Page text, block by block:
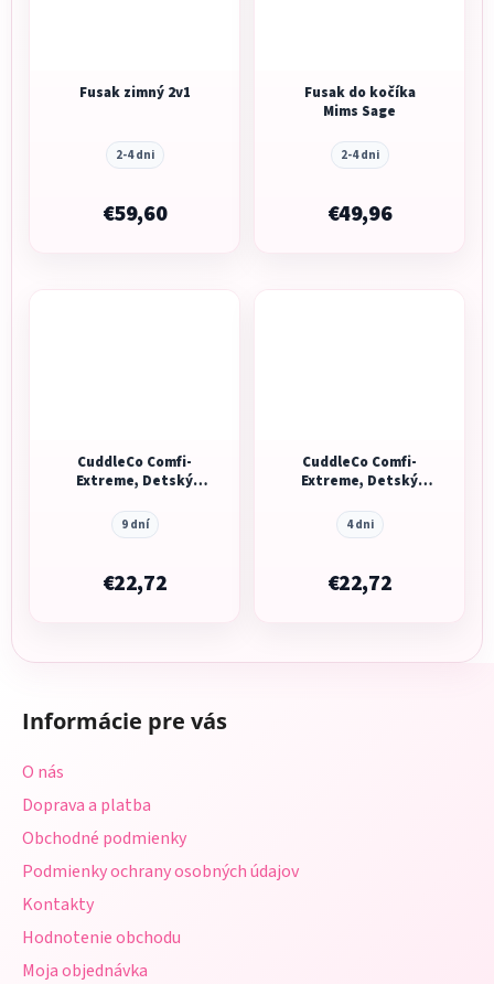
Fusak zimný 2v1
2-4 dni
€59,60
Fusak do kočíka
Mims Sage
2-4 dni
€49,96
CuddleCo Comfi-
Extreme, Detský
melanž/ružová
9 dní
€22,72
CuddleCo Comfi-
Extreme, Detský
melanž/modrá
4 dni
€22,72
Informácie pre vás
O nás
Doprava a platba
Obchodné podmienky
Podmienky ochrany osobných údajov
Kontakty
Hodnotenie obchodu
Moja objednávka